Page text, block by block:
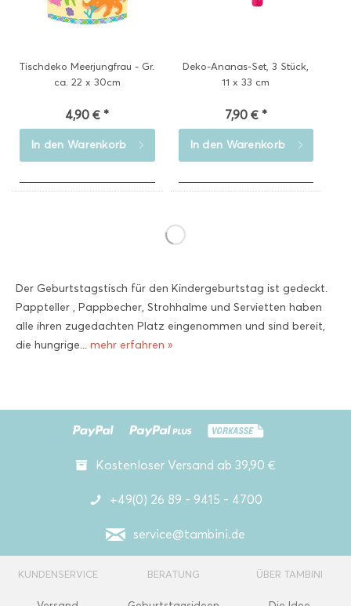
Tischdeko Meerjungfrau - Gr.
ca. 22 x 30cm
4,90 € *
In den Warenkorb
Deko-Ananas-Set, 3 Stück,
11 x 33 cm
7,90 € *
In den Warenkorb
Der Geburtstagstisch für den Kindergeburtstag ist gedeckt.
Pappteller , Pappbecher, Strohhalme und Servietten haben
alle ihren zugedachten Platz eingenommen und sind bereit,
die hungrige... mehr erfahren »
Kostenloser Versand ab 39,90 €
+49(0) 26 89 - 9415 - 4700
service@tambini.de
KUNDENSERVICE BERATUNG ÜBER TAMBINI